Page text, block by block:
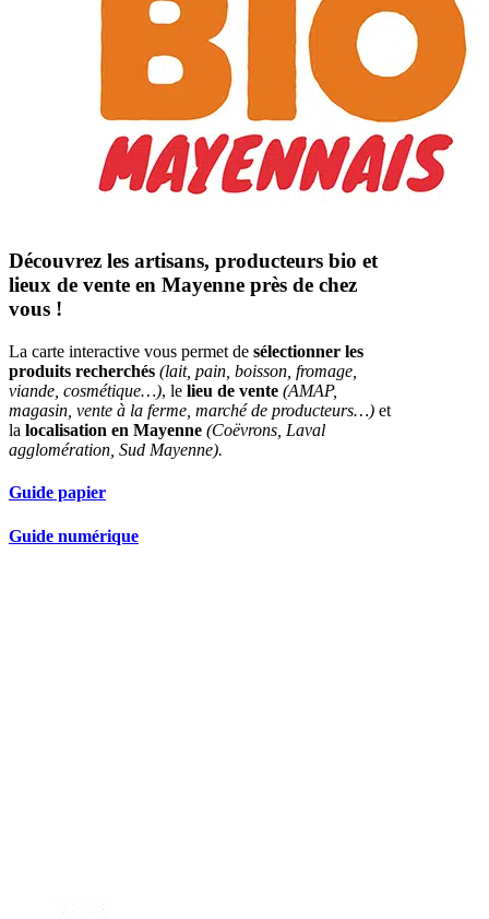
Découvrez les artisans, producteurs bio et
lieux de vente en Mayenne près de chez
vous !
La carte interactive vous permet de sélectionner les
produits recherchés (lait, pain, boisson, fromage,
viande, cosmétique…), le lieu de vente (AMAP,
magasin, vente à la ferme, marché de producteurs…) et
la localisation en Mayenne (Coëvrons, Laval
agglomération, Sud Mayenne).
Guide papier
Guide numérique